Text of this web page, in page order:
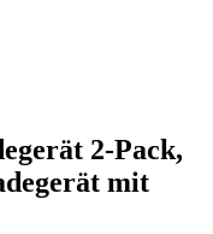
2-Pack,
mit